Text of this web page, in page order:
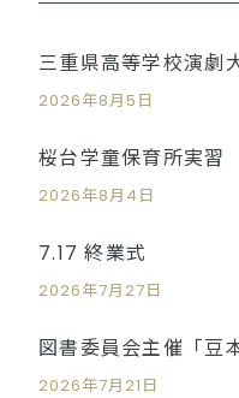
三重県高等学校演
2026年8月5日
桜台学童保育所実習
2026年8月4日
7.17 終業式
2026年7月27日
図書委員会主催「豆
2026年7月21日